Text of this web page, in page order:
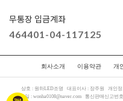
무통장 입금계좌
464401-04-117125
회사소개 이용약관 개
상호 : 원하LED조명 대표이사 : 장주원 개인
메일 : wonha0108@naver.com 통신판매신고번